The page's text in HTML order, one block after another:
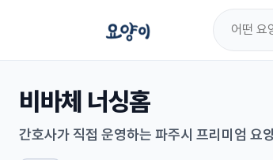
비바체 너싱홈
간호사가 직접 운영하는 파주시 프리미엄 요